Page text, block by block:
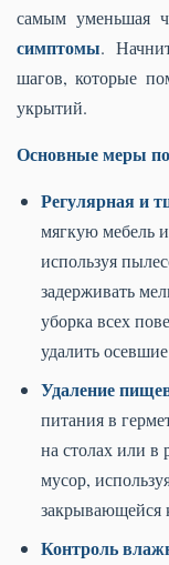
самым уменьшая
симптомы.
шагов, которые
укрытий.
Основные меры
Регулярная и
мягкую мебель
используя
задерживать
уборка всех
удалить
Удаление
питания в
на столах или в
мусор,
закрывающейся
Контроль